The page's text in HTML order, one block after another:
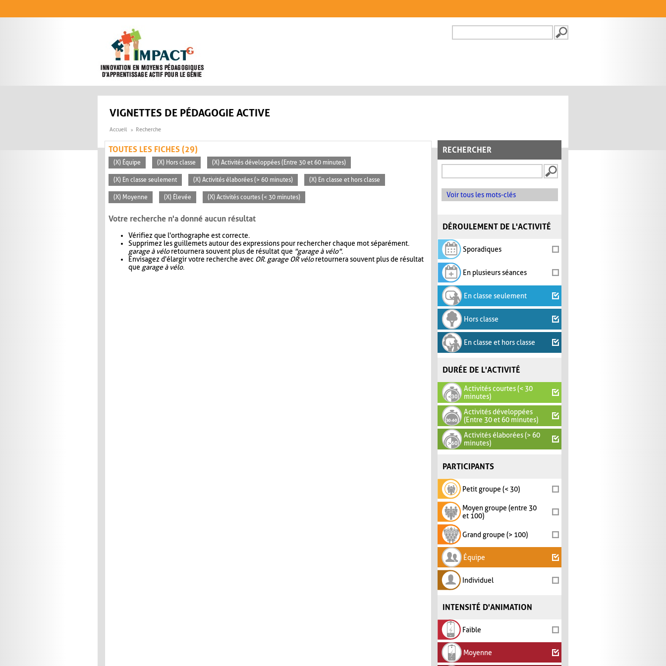
FORMULAIRE DE
VIGNETTES DE PÉDAGOGIE ACTIVE
Accueil Recherche
RECHERCHER
Voir tous les mots-clés
DÉROULEMENT DE L'ACTIVITÉ
Sporadiques
En plusieurs séances
En classe seulement
Hors classe
En classe et hors classe
DURÉE DE L'ACTIVITÉ
Activités courtes (< 30
minutes)
Activités développées
(Entre 30 et 60 minutes)
Activités élaborées (> 60
minutes)
PARTICIPANTS
Petit groupe (< 30)
Moyen groupe (entre 30
et 100)
Grand groupe (> 100)
Équipe
Individuel
INTENSITÉ D'ANIMATION
Faible
Moyenne
TOUTES LES FICHES (29)
(X) Équipe (X) Hors classe (X) Activités développées (Entre 30 et 60 minutes)
(X) En classe seulement (X) Activités élaborées (> 60 minutes) (X) En classe et hors classe
(X) Moyenne (X) Élevée (X) Activités courtes (< 30 minutes)
Votre recherche n'a donné aucun résultat
Vérifiez que l'orthographe est correcte.
Supprimez les guillemets autour des expressions pour rechercher chaque mot séparément.
garage à véloretournera souvent plus de résultat que "garage à vélo".
Envisagez d'élargir votre recherche avec OR. garage OR véloretournera souvent plus de résultat
que garage à vélo.